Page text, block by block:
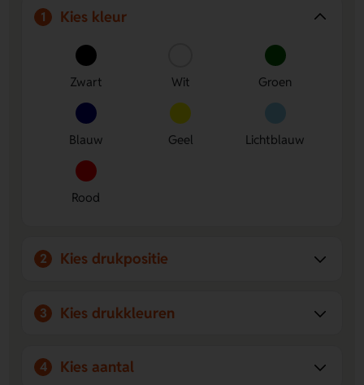
Veel keuze in afwerking
als Zwart, Wit, Groen, Blauw, Geel, Lichtblauw en Rood.
Ruimte voor jouw ontwerp
- Laat eenvoudig een logo,
naam of eigen ontwerp aanbrengen op Rechtshandig,
Naast de clip, Tegenover clip of Linkshandig.
2,5 km schrijfplezier voor dagelijks gebruik.
1 Kies kleur
Zwart Wit Groen
Blauw Geel Lichtblauw
Rood
2 Kies drukpositie
3 Kies drukkleuren
4 Kies aantal